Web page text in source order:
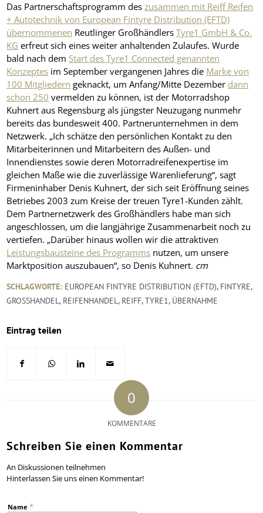
Das Partnerschaftsprogramm deszusammen mit Reiff Reifen
+ Autotechnik von European Fintyre Distribution (EFTD)
übernommenen Reutlinger GroßhändlersTyre1 GmbH & Co.
KG erfreut sich eines weiter anhaltenden Zulaufes. Wurde
bald nach dem Start des Tyre1 Connected genannten
Konzeptes im September vergangenen Jahres die Marke von
100 Mitgliedern geknackt, um Anfang/Mitte Dezember dann
schon 250 vermelden zu können, ist der Motorradshop
Kuhnert aus Regensburg als jüngster Neuzugang nunmehr
bereits das bundesweit 400. Partnerunternehmen in dem
Netzwerk. „Ich schätze den persönlichen Kontakt zu den
Mitarbeiterinnen und Mitarbeitern des Außen- und
Innendienstes sowie deren Motorradreifenexpertise im
gleichen Maße wie die zuverlässige Warenlieferung“, sagt
Firmeninhaber Denis Kuhnert, der sich seit Eröffnung seines
Betriebes 2003 zum Kreise der treuen Tyre1-Kunden zählt.
Dem Partnernetzwerk des Großhändlers habe man sich
angeschlossen, um die langjährige Zusammenarbeit noch zu
vertiefen. „Darüber hinaus wollen wir die attraktiven
Leistungsbausteine des Programms nutzen, um unsere
Marktposition auszubauen“, so Denis Kuhnert. cm
SCHLAGWORTE: EUROPEAN FINTYRE DISTRIBUTION (EFTD), FINTYRE,
GROSSHANDEL , REIFENHANDEL, REIFF,TYRE1, ÜBERNAHME
Eintrag teilen
0
KOMMENTARE
Schreiben Sie einen Kommentar
An Diskussionen teilnehmen
Hinterlassen Sie uns einen Kommentar!
Name*